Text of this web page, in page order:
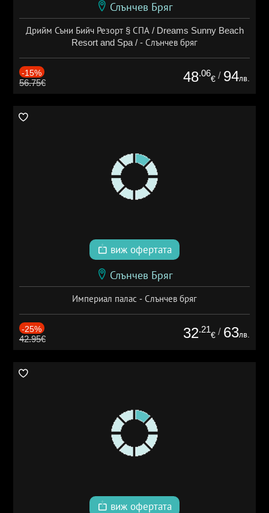
Слънчев Бряг
Дрийм Съни Бийч Резорт § СПА / Dreams Sunny Beach
Resort and Spa / - Слънчев бряг
-15%
56.75€ 48.06
€ / 94лв.
виж офертата
Слънчев Бряг
Империал палас - Слънчев бряг
-25%
42.95€ 32.21
€ / 63лв.
виж офертата